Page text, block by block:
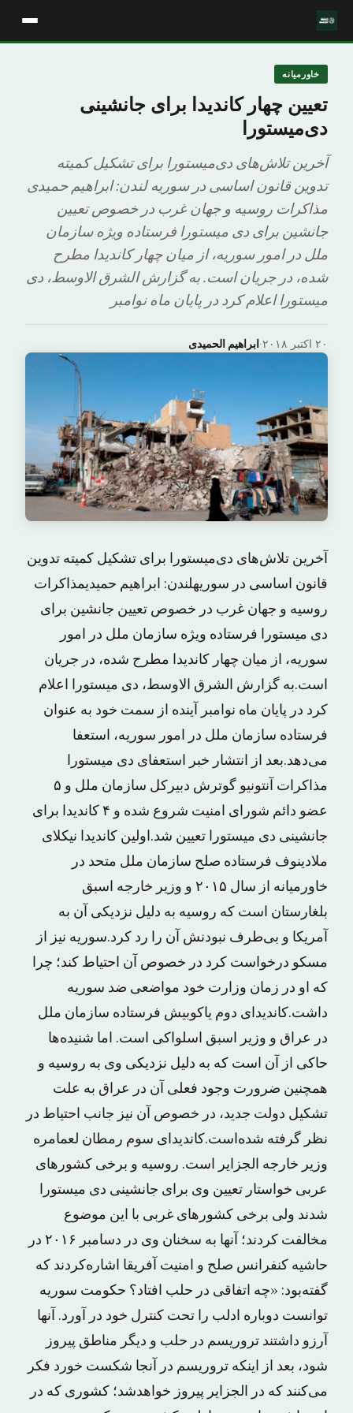
خاورمیانه
تعیین چهار کاندیدا برای جانشینی
دی‌میستورا
آخرین تلاش‌های دی‌میستورا برای تشکیل کمیته
تدوین قانون اساسی در سوریه لندن: ابراهیم حمیدی
مذاکرات روسیه و جهان غرب در خصوص تعیین
جانشین برای دی میستورا فرستاده ویژه سازمان
ملل در امور سوریه، از میان چهار کاندیدا مطرح
شده، در جریان است. به گزارش الشرق الاوسط، دی
میستورا اعلام کرد در پایان ماه نوامبر
ابراهيم الحمیدی· ۲۰ اکتبر ۲۰۱۸
آخرین تلاش‌های دی‌میستورا برای تشکیل کمیته تدوین
قانون اساسی در سوریهلندن: ابراهیم حمیدیمذاکرات
روسیه و جهان غرب در خصوص تعیین جانشین برای
دی میستورا فرستاده ویژه سازمان ملل در امور
سوریه، از میان چهار کاندیدا مطرح شده، در جریان
است.به گزارش الشرق الاوسط، دی میستورا اعلام
کرد در پایان ماه نوامبر آینده از سمت خود به عنوان
فرستاده سازمان ملل در امور سوریه، استعفا
می‌دهد.بعد از انتشار خبر استعفای دی میستورا
مذاکرات آنتونیو گوترش دبیرکل سازمان ملل و ۵
عضو دائم شورای امنیت شروع شده و ۴ کاندیدا برای
جانشینی دی میستورا تعیین شد.اولین کاندیدا نیکلای
ملادینوف فرستاده صلح سازمان ملل متحد در
خاورمیانه از سال ۲۰۱۵ و وزیر خارجه اسبق
بلغارستان است که روسیه به دلیل نزدیکی آن به
آمریکا و بی‌طرف نبودنش آن را رد کرد.سوریه نیز از
مسکو درخواست کرد در خصوص آن احتیاط کند؛ چرا
که او در زمان وزارت خود مواضعی ضد سوریه
داشت.کاندیدای دوم یاکوبیش فرستاده سازمان ملل
در عراق و وزیر اسبق اسلواکی است. اما شنیده‌ها
حاکی از آن است که به دلیل نزدیکی وی به روسیه و
همچنین ضرورت وجود فعلی آن در عراق به علت
تشکیل دولت جدید، در خصوص آن نیز جانب احتیاط در
نظر گرفته شده‌است.کاندیدای سوم رمطان لعمامره
وزیر خارجه الجزایر است. روسیه و برخی کشورهای
عربی خواستار تعیین وی برای جانشینی دی میستورا
شدند ولی برخی کشورهای غربی با این موضوع
مخالفت کردند؛ آنها به سخنان وی در دسامبر ۲۰۱۶ در
حاشیه کنفرانس صلح و امنیت آفریقا اشاره‌کردند که
گفته‌بود: «چه اتفاقی در حلب افتاد؟ حکومت سوریه
توانست دوباره ادلب را تحت کنترل خود در آورد. آنها
آرزو داشتند تروریسم در حلب و دیگر مناطق پیروز
شود، بعد از اینکه تروریسم در آنجا شکست خورد فکر
می‌کنند که در الجزایر پیروز خواهدشد؛ کشوری که در